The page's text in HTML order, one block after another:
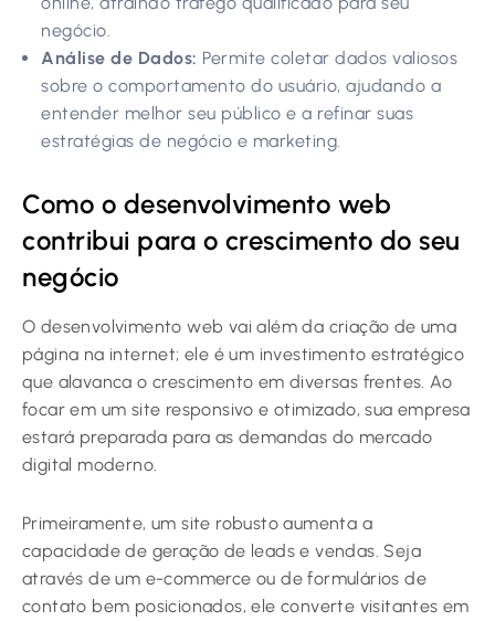
negócio.
Análise de Dados: Permite coletar dados valiosos
sobre o comportamento do usuário, ajudando a
entender melhor seu público e a refinar suas
estratégias de negócio e marketing.
Como o desenvolvimento web
contribui para o crescimento do seu
negócio
O desenvolvimento web vai além da criação de uma
página na internet; ele é um investimento estratégico
que alavanca o crescimento em diversas frentes. Ao
focar em um site responsivo e otimizado, sua empresa
estará preparada para as demandas do mercado
digital moderno.
Primeiramente, um site robusto aumenta a
capacidade de geração de leads e vendas. Seja
através de um e-commerce ou de formulários de
contato bem posicionados, ele converte visitantes em